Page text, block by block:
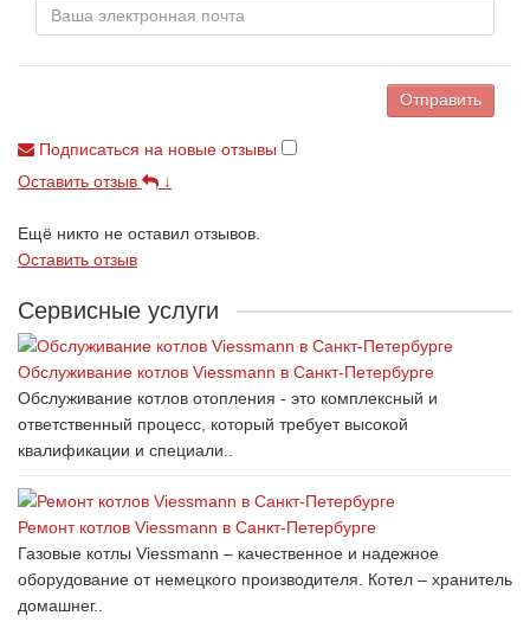
Отправить
Подписаться на новые отзывы
Оставить отзыв
↓
Ещё никто не оставил отзывов.
Оставить отзыв
Сервисные услуги
Обслуживание котлов Viessmann в Санкт-Петербурге
Обслуживание котлов отопления - это комплексный и
ответственный процесс, который требует высокой
квалификации и специали..
Ремонт котлов Viessmann в Санкт-Петербурге
Газовые котлы Viessmann – качественное и надежное
оборудование от немецкого производителя. Котел – хранитель
домашнег..